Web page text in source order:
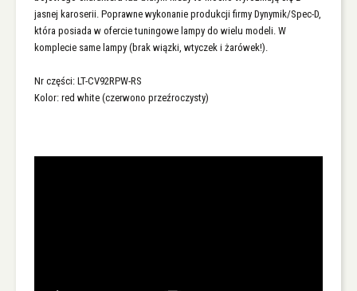
jasnej karoserii. Poprawne wykonanie produkcji firmy Dynymik/Spec-D,
która posiada w ofercie tuningowe lampy do wielu modeli. W
komplecie same lampy (brak wiązki, wtyczek i żarówek!).
Nr części: LT-CV92RPW-RS
Kolor: red white (czerwono przeźroczysty)